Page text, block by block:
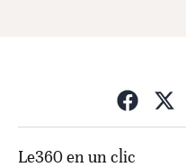
Le360 en un clic